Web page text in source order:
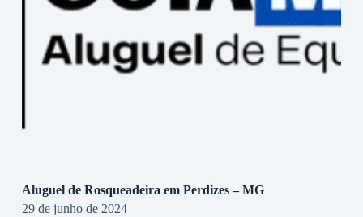
Aluguel de Rosqueadeira em Perdizes – MG
29 de junho de 2024